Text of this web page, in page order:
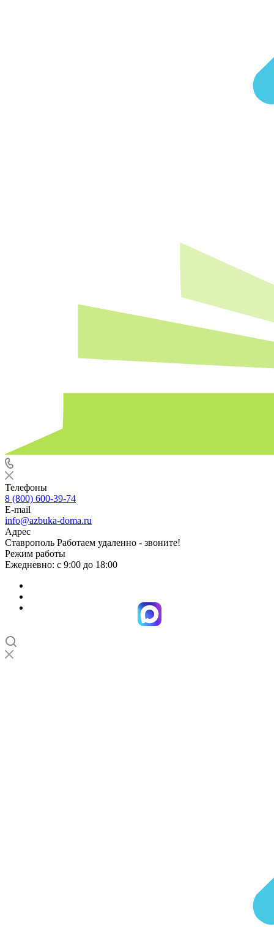
Телефоны
8 (800) 600-39-74
E-mail
info@azbuka-doma.ru
Адрес
Ставрополь Работаем удаленно - звоните!
Режим работы
Ежедневно: с 9:00 до 18:00